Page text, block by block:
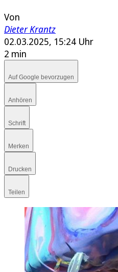
Von
Dieter Krantz
02.03.2025, 15:24 Uhr
2 min
Auf Google bevorzugen
Anhören
Schrift
Merken
Drucken
Teilen